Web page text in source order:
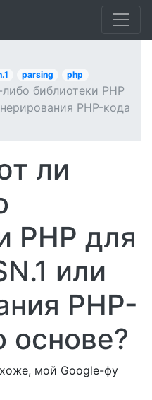
parsing php
библиотеки PHP
PHP-кода
ли
PHP для
или
PHP-
основе?
мой Google-фу